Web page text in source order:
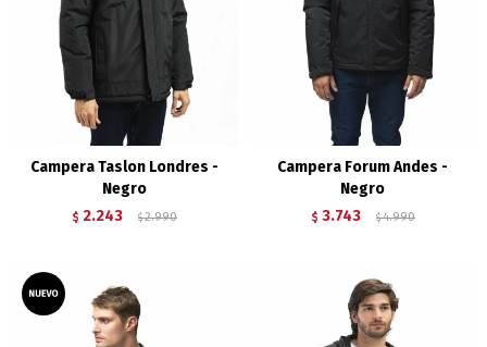
Campera Taslon Londres -
Negro
$ 2.243 $ 2.990
Campera Forum Andes -
Negro
$ 3.743 $ 4.990